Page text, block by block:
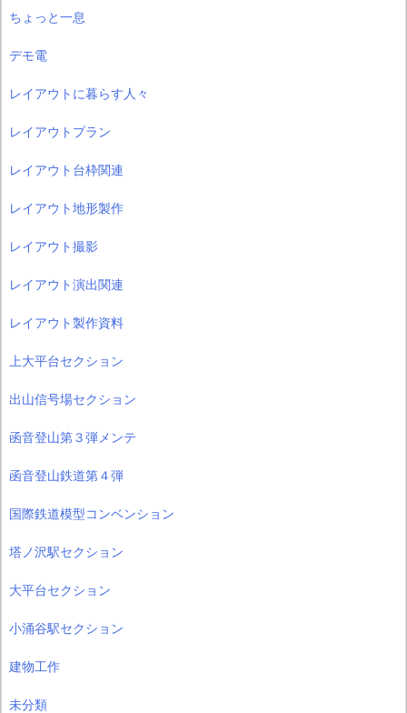
ちょっと一息
デモ電
レイアウトに暮らす人々
レイアウトプラン
レイアウト台枠関連
レイアウト地形製作
レイアウト撮影
レイアウト演出関連
レイアウト製作資料
上大平台セクション
出山信号場セクション
函音登山第３弾メンテ
函音登山鉄道第４弾
国際鉄道模型コンベンション
塔ノ沢駅セクション
大平台セクション
小涌谷駅セクション
建物工作
未分類